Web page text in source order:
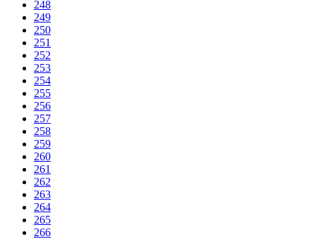
248
249
250
251
252
253
254
255
256
257
258
259
260
261
262
263
264
265
266